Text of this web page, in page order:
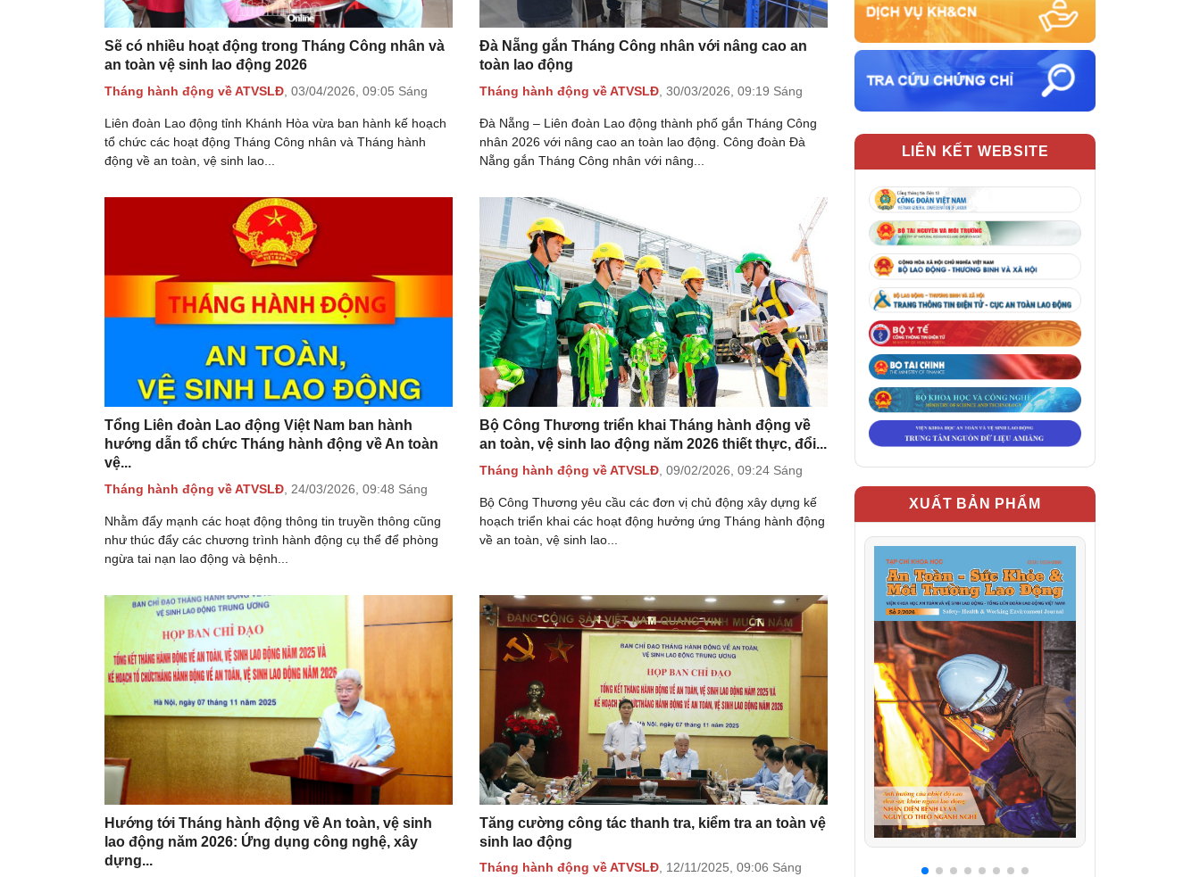
Sẽ có nhiều hoạt động trong Tháng Công nhân và
an toàn vệ sinh lao động 2026
Tháng hành động về ATVSLĐ 03/04/2026, 09:05 Sáng
Liên đoàn Lao động tỉnh Khánh Hòa vừa ban hành kế hoạch
tổ chức các hoạt động Tháng Công nhân và Tháng hành
động về an toàn, vệ sinh lao...
Đà Nẵng gắn Tháng Công nhân với nâng cao an
toàn lao động
Tháng hành động về ATVSLĐ 30/03/2026, 09:19 Sáng
Đà Nẵng – Liên đoàn Lao động thành phố gắn Tháng Công
nhân 2026 với nâng cao an toàn lao động. Công đoàn Đà
Nẵng gắn Tháng Công nhân với nâng...
Tổng Liên đoàn Lao động Việt Nam ban hành
hướng dẫn tổ chức Tháng hành động về An toàn
vệ...
Tháng hành động về ATVSLĐ 24/03/2026, 09:48 Sáng
Nhằm đẩy mạnh các hoạt động thông tin truyền thông cũng
như thúc đẩy các chương trình hành động cụ thể để phòng
ngừa tai nạn lao động và bệnh...
Bộ Công Thương triển khai Tháng hành động về
an toàn, vệ sinh lao động năm 2026 thiết thực, đổi...
Tháng hành động về ATVSLĐ 09/02/2026, 09:24 Sáng
Bộ Công Thương yêu cầu các đơn vị chủ động xây dựng kế
hoạch triển khai các hoạt động hưởng ứng Tháng hành động
về an toàn, vệ sinh lao...
Hướng tới Tháng hành động về An toàn, vệ sinh
lao động năm 2026: Ứng dụng công nghệ, xây
dựng...
Tăng cường công tác thanh tra, kiểm tra an toàn vệ
sinh lao động
Tháng hành động về ATVSLĐ, 12/11/2025, 09:06 Sáng
LIÊN KẾT WEBSITE
XUẤT BẢN PHẨM